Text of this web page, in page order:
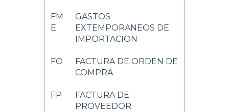
FM
E
GASTOS
EXTEMPORANEOS DE
IMPORTACION
FO
FACTURA DE ORDEN DE
COMPRA
FP
FACTURA DE
PROVEEDOR